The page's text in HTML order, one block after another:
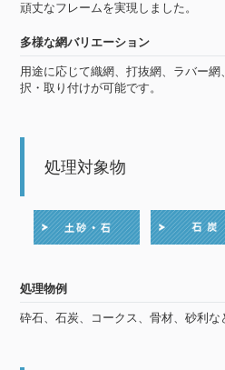
頑丈なフレームを実現しました。
多様な網バリエーション
用途に応じて織網、打抜網、ラバー
択・取り付けが可能です。
処理対象物
処理物例
砕石、石炭、コークス、骨材、砂利な